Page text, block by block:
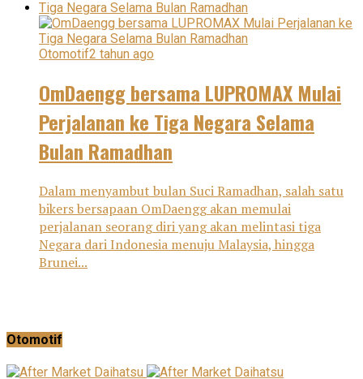
Otomotif2 tahun ago
OmDaengg bersama LUPROMAX Mulai
Perjalanan ke Tiga Negara Selama
Bulan Ramadhan
Dalam menyambut bulan Suci Ramadhan, salah satu
bikers bersapaan OmDaengg akan memulai
perjalanan seorang diri yang akan melintasi tiga
Negara dari Indonesia menuju Malaysia, hingga
Brunei...
Otomotif